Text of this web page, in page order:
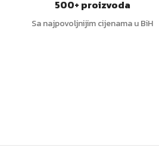
500+ proizvoda
Sa najpovoljnijim cijenama u BiH